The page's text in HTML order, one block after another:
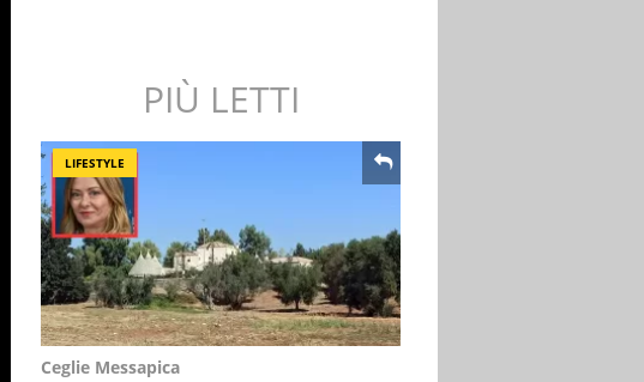
PIÙ LETTI
LIFESTYLE
Ceglie Messapica